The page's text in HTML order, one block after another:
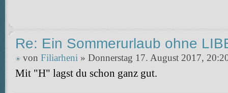
Re: Ein Sommerurlaub ohne
von Filiarheni » Donnerstag 17. August 2017,
Mit "H" lagst du schon ganz gut.